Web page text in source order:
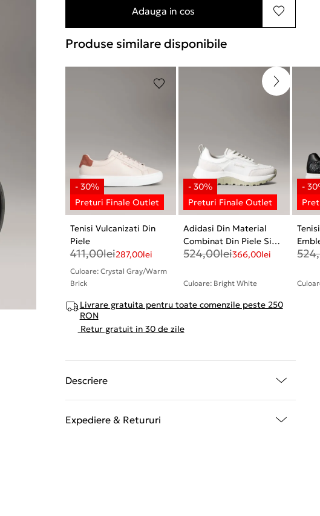
Adauga in cos
Produse similare disponibile
Tenisi Vulcanizati Din
Piele
411,00lei287,00lei
Culoare: Crystal Gray/Warm
Brick
Adidasi Din Material
Combinat Din Piele Si
Mesh
524,00lei366,00lei
Culoare: Bright White
Livrare gratuita pentru toate comenzile peste 250
RON
Retur gratuit in 30 de zile
Descriere
Expediere & Retururi